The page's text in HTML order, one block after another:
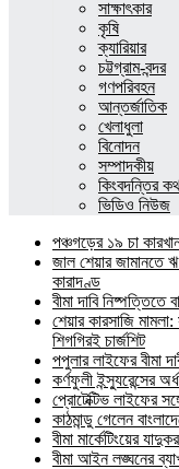
সাক্ষাৎকার
কৃষি
ক্যারিয়ার
চট্টগ্রাম-বন্দর
গণপরিবহন
আন্তর্জাতিক
খেলাধুলা
বিনোদন
সম্পাদকীয়
কিংবদন্তির
ভিডিও নিউজ
পঞ্চগড়ের ১৯ চা
জাল শেয়ার জামানতে
কারাদণ্ড
বীমা দাবি
শেয়ার কারসাজি
শিগগিরই চার্জশিট
পপুলার লাইফের বীমা
কর্ণফুলী ইন্স্যুরেন্সের
প্রোটেক্টিভ লাইফের
কাঠমান্ডু গেলেন
বীমা মার্কেটিংয়ের
বীমা আইন লঙ্ঘনের